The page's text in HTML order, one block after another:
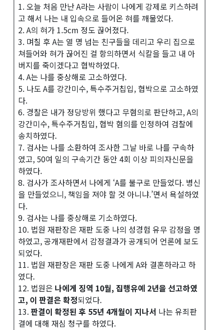
1. 오늘 처음 만난 A라는 사람이 나에게 강제로 키스하려
고 해서 나는 내 입속으로 들어온 혀를 깨물었다.
2. A의 혀가 1.5cm 정도 끊어졌다.
3. 며칠 후 A는 열 명 넘는 친구들을 데리고 우리 집으로
쳐들어와 혀가 끊어진 걸 항의하면서 식칼을 들고 내 아
버지를 죽이겠다고 협박하였다.
4. A는 나를 중상해로 고소하였다.
5. 나도 A를 강간미수, 특수주거칩입, 협박으로 고소하였
다.
6. 경찰은 내가 정당방위 했다고 무혐의로 판단하고, A의
강간미수, 특수주거침입, 협박 혐의를 인정하여 검찰에
송치하였다.
7. 검사는 나를 소환하여 조사한 그날 바로 나를 구속하
였고, 50여 일의 구속기간 동안 4회 이상 피의자신문을
하였다.
8. 검사가 조사하면서 나에게 ‘A를 불구로 만들었다. 병신
을 만들었으니, 책임을 져야 할 것 아니냐.’면서 욕설하였
다.
9. 검사는 나를 중상해로 기소하였다.
10. 법원 재판장은 재판 도중 나의 성경험 유무 감정을 명
하였고, 공개재판에서 감정결과가 공개되어 언론에 보도
되었다.
11. 법원 재판장은 재판 도중 나에게 A와 결혼하라고 하
였다.
12. 법원은 나에게 징역 10월, 집행유예 2년을 선고하였
고, 이 판결은 확정되었다.
13.판결이 확정된 후 55년 4개월이 지나서 나는 유죄판
결에 대해 재심 청구를 하였다.